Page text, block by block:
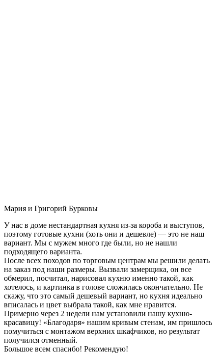
Мария и Григорий Бурковы
У нас в доме нестандартная кухня из-за короба и выступов,
поэтому готовые кухни (хоть они и дешевле) — это не наш
вариант. Мы с мужем много где были, но не нашли
подходящего варианта.
После всех походов по торговым центрам мы решили делать
на заказ под наши размеры. Вызвали замерщика, он все
обмерил, посчитал, нарисовал кухню именно такой, как
хотелось, и картинка в голове сложилась окончательно. Не
скажу, что это самый дешевый вариант, но кухня идеально
вписалась и цвет выбрала такой, как мне нравится.
Примерно через 2 недели нам установили нашу кухню-
красавицу! «Благодаря» нашим кривым стенам, им пришлось
помучиться с монтажом верхних шкафчиков, но результат
получился отменный.
Большое всем спасибо! Рекомендую!